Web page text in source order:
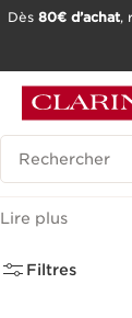
OUTIL
Dès 80€ d’achat,
Historique des recherches
Crème
Lire plus
Filtres